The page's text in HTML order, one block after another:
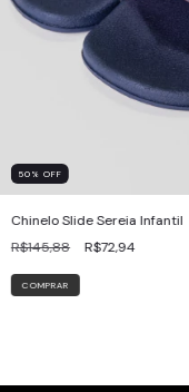
50 % OFF
Chinelo Slide Sereia Infantil
R$145,88
R$72,94
COMPRAR